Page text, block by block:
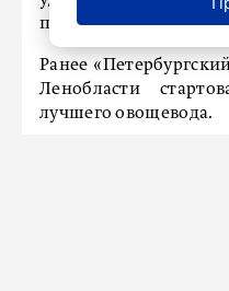
порядка 350 тысяч
Ранее
Ленобласти
лучшего овощевода.